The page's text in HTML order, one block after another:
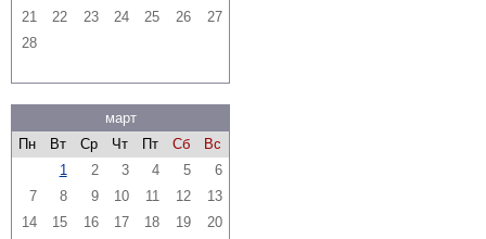
21 22 23 24 25 26
27
28
март
Пн
Вт Ср Чт Пт Сб
Вс
1
2 3 4 5
6
7
8 9 10 11 12
13
14
15 16 17 18 19
20